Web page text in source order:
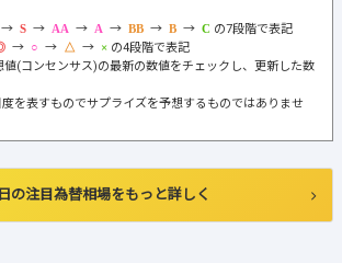
→ → → → → →
の7段階で表記
→ → →
の4段階で表記
(コンセンサス)の最新の数値をチェックし、更新した数
を表すものでサプライズを予想するものではありませ
の注目為替相場をもっと詳しく